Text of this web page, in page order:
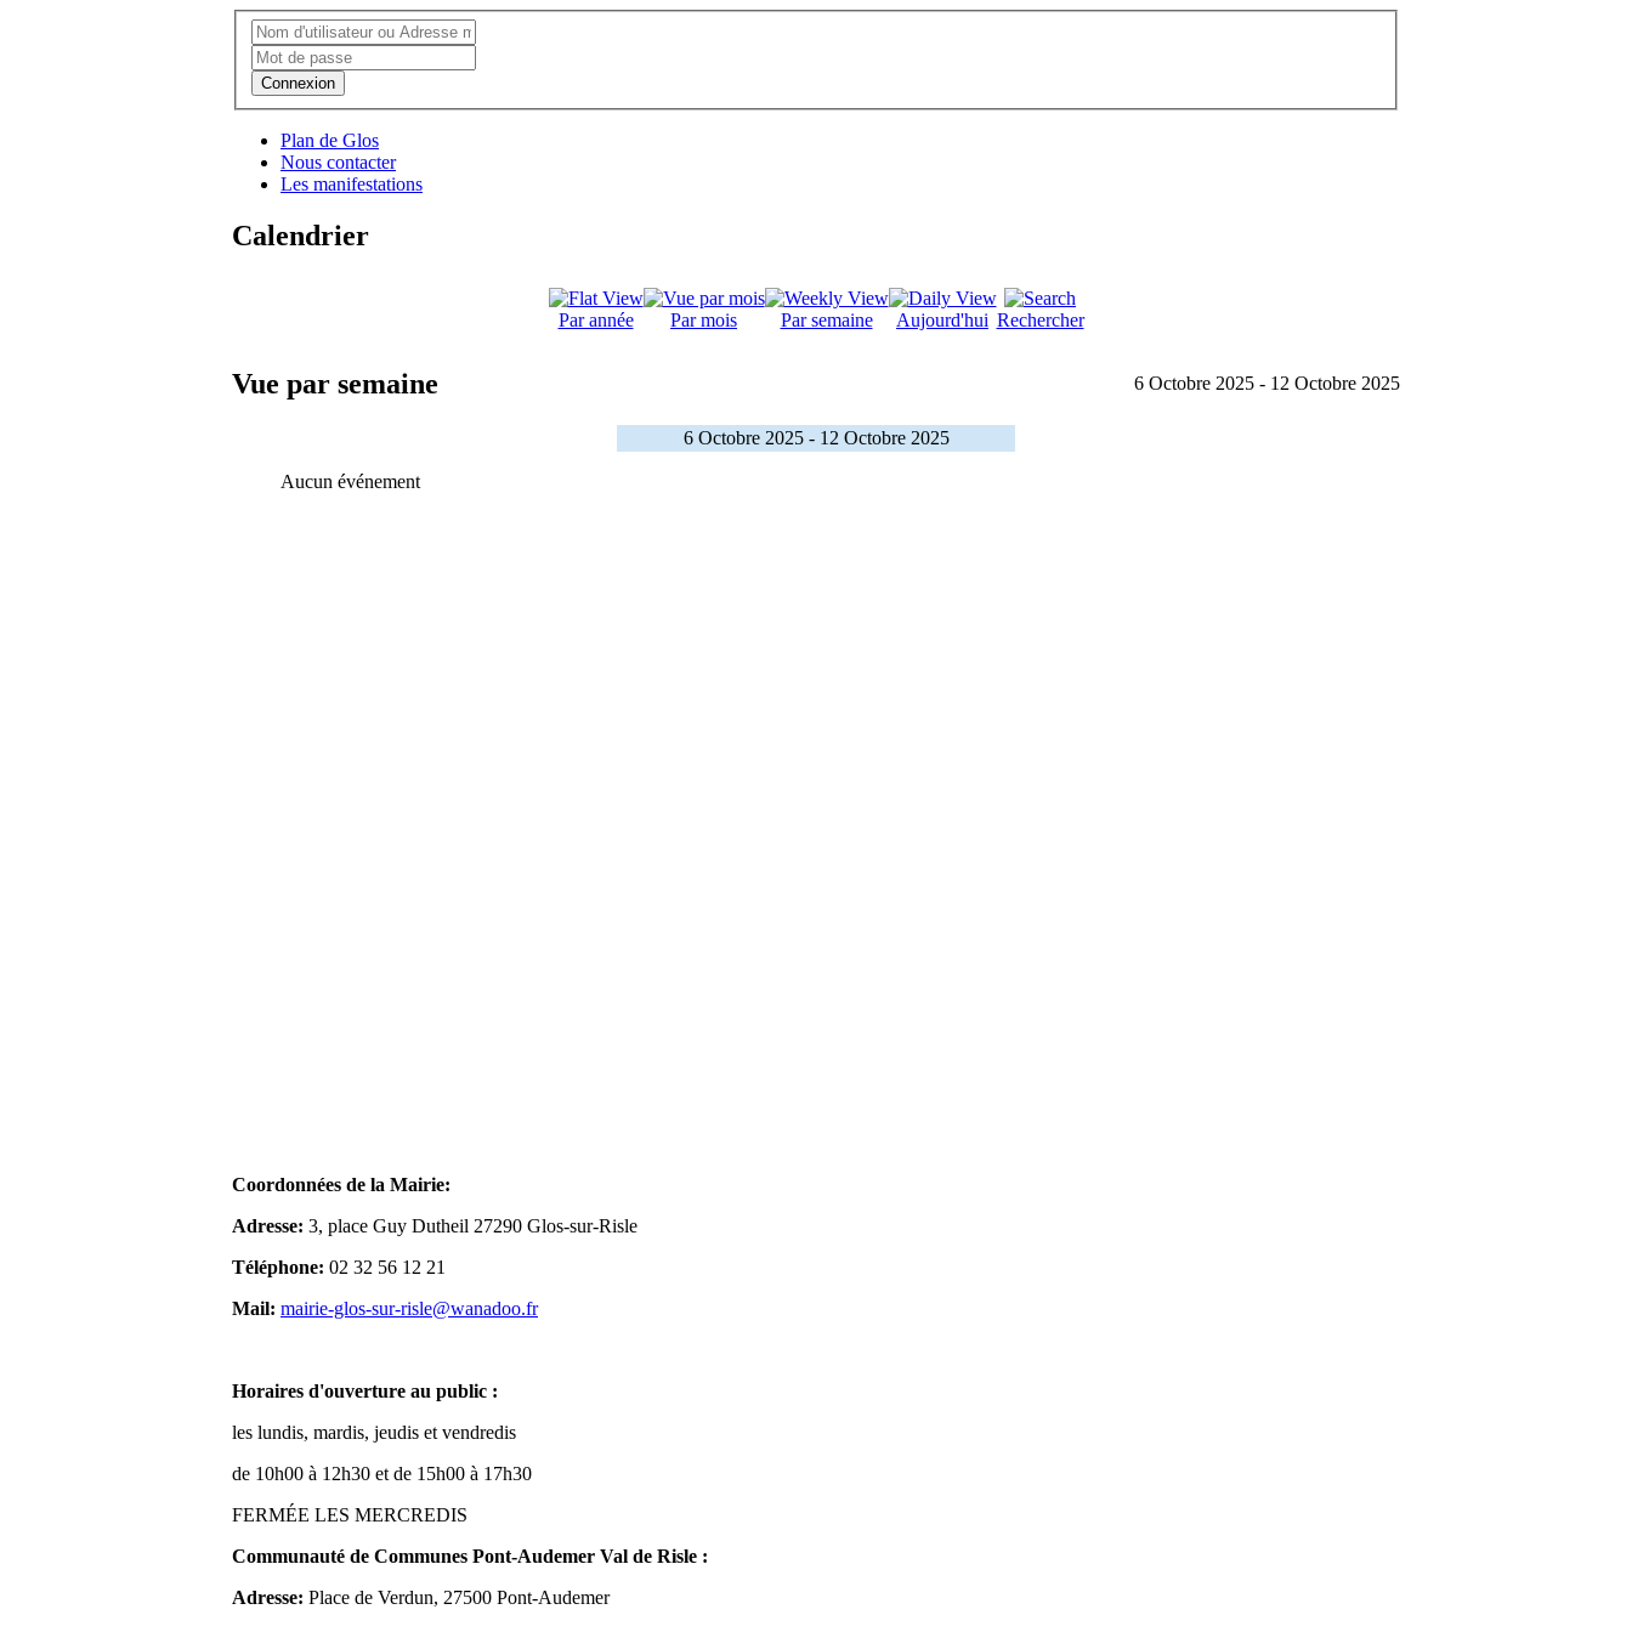
Connexion
Plan de Glos
Nous contacter
Les manifestations
Calendrier
Par année Par mois Par semaine Aujourd'hui Rechercher
Vue par semaine 6 Octobre 2025 - 12 Octobre 2025
6 Octobre 2025 - 12 Octobre 2025
Aucun événement
Coordonnées de la Mairie:
Adresse: 3, place Guy Dutheil 27290 Glos-sur-Risle
Téléphone: 02 32 56 12 21
Mail: mairie-glos-sur-risle@wanadoo.fr
Horaires d'ouverture au public :
les lundis, mardis, jeudis et vendredis
de 10h00 à 12h30 et de 15h00 à 17h30
FERMÉE LES MERCREDIS
Communauté de Communes Pont-Audemer Val de Risle :
Adresse: Place de Verdun, 27500 Pont-Audemer